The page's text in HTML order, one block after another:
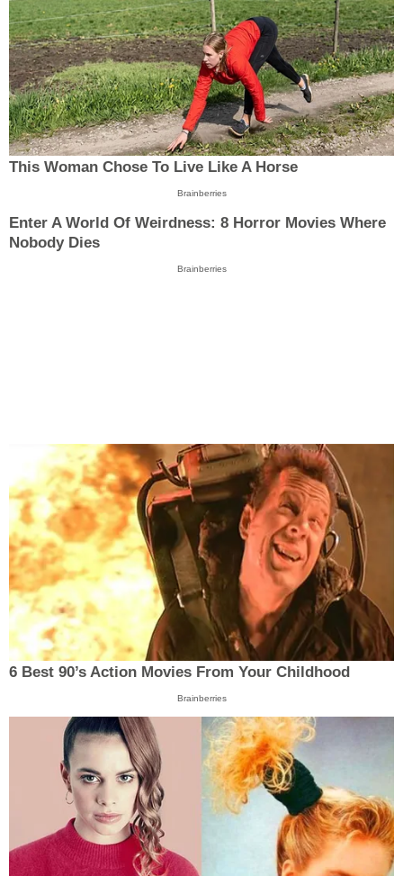
This Woman Chose To Live Like A Horse
Brainberries
Enter A World Of Weirdness: 8 Horror Movies Where
Nobody Dies
Brainberries
6 Best 90’s Action Movies From Your Childhood
Brainberries